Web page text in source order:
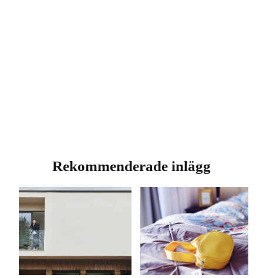
Rekommenderade inlägg